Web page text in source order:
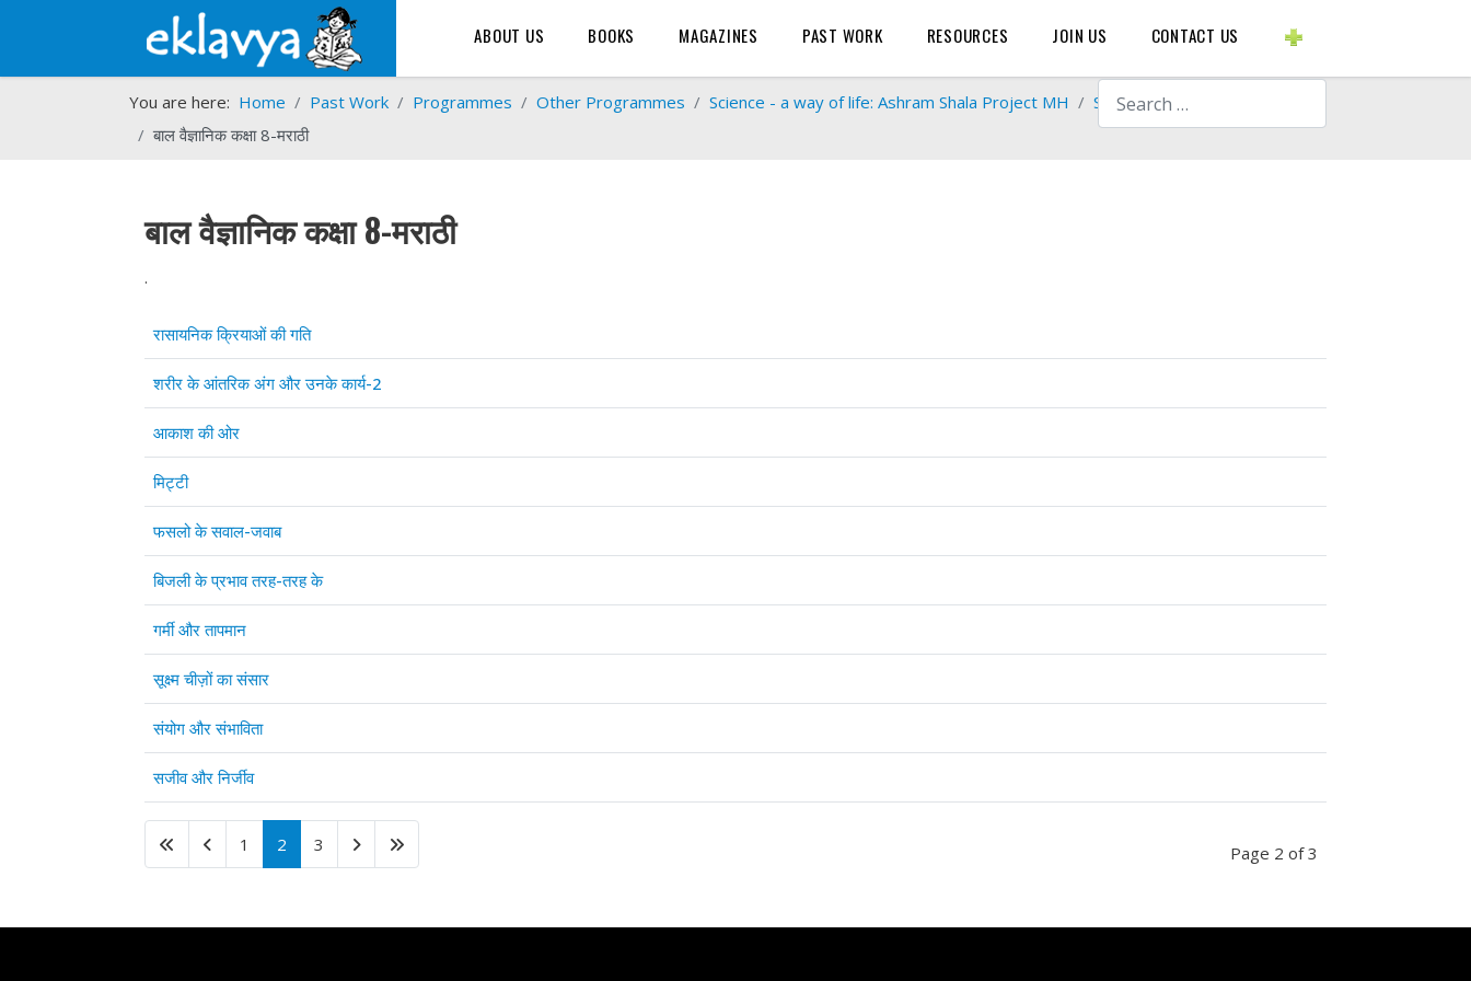
Search
ABOUT US BOOKS MAGAZINES PAST WORK RESOURCES JOIN US CONTACT US
You are here: Home Past Work Programmes Other Programmes Science - a way of life: Ashram Shala Project MH
Study Material
बाल वैज्ञानिक कक्षा 8-मराठी
बाल वैज्ञानिक कक्षा 8-मराठी
.
Articles
Title
रासायनिक क्रियाओं की गति
शरीर के आंतरिक अंग और उनके कार्य-2
आकाश की ओर
मिट्टी
फसलो के सवाल-जवाब
बिजली के प्रभाव तरह-तरह के
गर्मी और तापमान
सूक्ष्म चीज़ों का संसार
संयोग और संभाविता
सजीव और निर्जीव
Page 2 of 3
1 2 3